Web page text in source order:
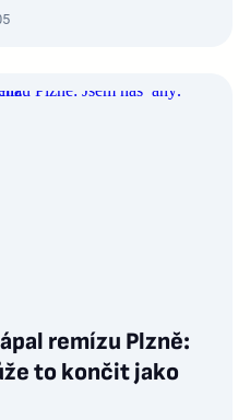
remízu Plzně:
to končit jako